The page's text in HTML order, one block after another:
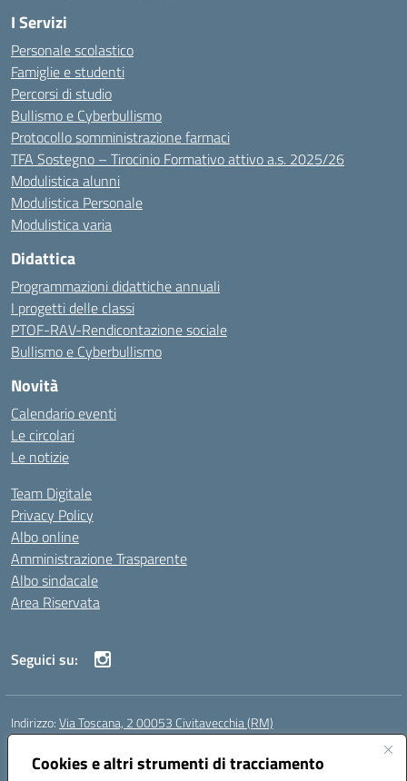
Cookies e altri strumenti di tracciamento
I Servizi
Personale scolastico
Famiglie e studenti
Percorsi di studio
Bullismo e Cyberbullismo
Protocollo somministrazione farmaci
TFA Sostegno – Tirocinio Formativo attivo a.s. 2025/26
Modulistica alunni
Modulistica Personale
Modulistica varia
Didattica
Programmazioni didattiche annuali
I progetti delle classi
PTOF-RAV-Rendicontazione sociale
Bullismo e Cyberbullismo
Novità
Calendario eventi
Le circolari
Le notizie
Team Digitale
Privacy Policy
Albo online
Amministrazione Trasparente
Albo sindacale
Area Riservata
Seguici su:
Indirizzo:Via Toscana, 2 00053 Civitavecchia (RM)
Centralino:
Posta elettronica certificata (PEC):rmic8b900g@pec.istruzione.it